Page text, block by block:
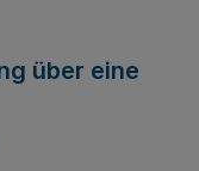
über eine